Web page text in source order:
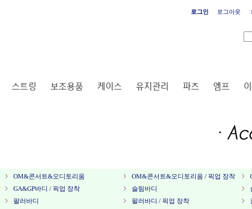
로그인 로그아웃
OM&콘서트&오디토리움 OM&콘서트&오디토리움 / 픽업 장착
GA&GP바디 / 픽업 장착 슬림바디
팔러바디 팔러바디 / 픽업 장착